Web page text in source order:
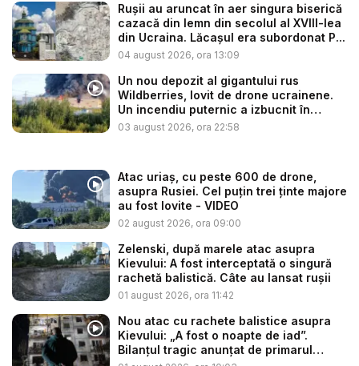
Rușii au aruncat în aer singura biserică
cazacă din lemn din secolul al XVIII-lea
din Ucraina. Lăcașul era subordonat P...
04 august 2026, ora 13:09
Un nou depozit al gigantului rus
Wildberries, lovit de drone ucrainene.
Un incendiu puternic a izbucnit în
regiu...
03 august 2026, ora 22:58
Atac uriaș, cu peste 600 de drone,
asupra Rusiei. Cel puțin trei ținte majore
au fost lovite - VIDEO
02 august 2026, ora 09:00
Zelenski, după marele atac asupra
Kievului: A fost interceptată o singură
rachetă balistică. Câte au lansat rușii
01 august 2026, ora 11:42
Nou atac cu rachete balistice asupra
Kievului: „A fost o noapte de iad”.
Bilanțul tragic anunțat de primarul